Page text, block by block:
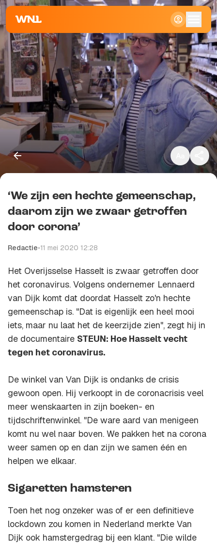
Klein
Standaard
Groot
Kopieer link
‘We zijn een hechte gemeenschap,
daarom zijn we zwaar getroffen
door corona’
Redactie•11 mei 2020 12:28
Het Overijsselse Hasselt is zwaar getroffen door
het coronavirus. Volgens ondernemer Lennaerd
van Dijk komt dat doordat Hasselt zo'n hechte
gemeenschap is. "Dat is eigenlijk een heel mooi
iets, maar nu laat het de keerzijde zien", zegt hij in
de documentaire STEUN: Hoe Hasselt vecht
tegen het coronavirus.
De winkel van Van Dijk is ondanks de crisis
gewoon open. Hij verkoopt in de coronacrisis veel
meer wenskaarten in zijn boeken- en
tijdschriftenwinkel. "De ware aard van menigeen
komt nu wel naar boven. We pakken het na corona
weer samen op en dan zijn we samen één en
helpen we elkaar.
Sigaretten hamsteren
Toen het nog onzeker was of er een definitieve
lockdown zou komen in Nederland merkte Van
Dijk ook hamstergedrag bij een klant. "Die wilde